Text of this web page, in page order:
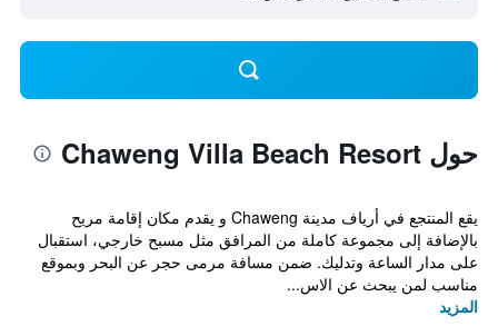
حول Chaweng Villa Beach Resort
يقع المنتجع في أرياف مدينة Chaweng و يقدم مكان إقامة مريح
بالإضافة إلى مجموعة كاملة من المرافق مثل مسبح خارجي، استقبال
على مدار الساعة وتدليك. ضمن مسافة مرمى حجر عن البحر وبموقع
مناسب لمن يبحث عن الاس...
المزيد